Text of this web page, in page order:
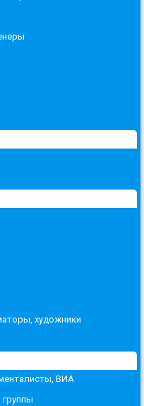
художники
ВИА